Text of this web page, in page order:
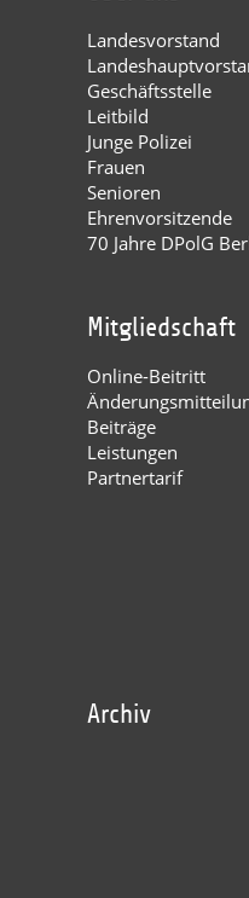
Landesvorstand
Geschäftsstelle
Leitbild
Junge Polizei
Frauen
Senioren
Ehrenvorsitzende
70 Jahre DPolG
Mitgliedschaft
Online-Beitritt
Beiträge
Leistungen
Partnertarif
Archiv